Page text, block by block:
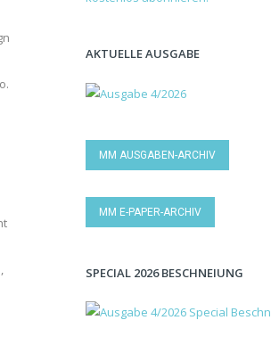
AKTUELLE AUSGABE
MM AUSGABEN-ARCHIV
MM E-PAPER-ARCHIV
SPECIAL 2026 BESCHNEIUNG